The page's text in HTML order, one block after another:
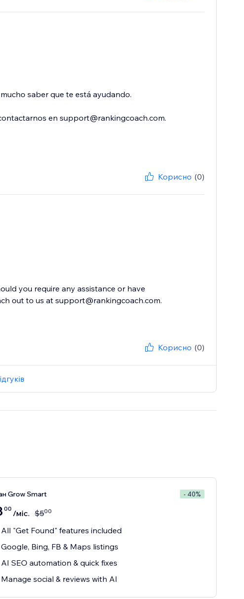
saber que te está ayudando.
en support@rankingcoach.com.
Корисно (0)
you require any assistance or have
out to us at support@rankingcoach.com.
Корисно (0)
Grow Smart - 40%
00 /міс. $500
All "Get Found" features included
Google, Bing, FB & Maps listings
AI SEO automation & quick fixes
Manage social & reviews with AI